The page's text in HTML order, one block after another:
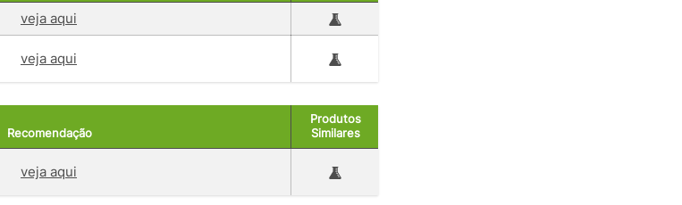
veja aqui
veja aqui
Recomendação
Produtos
Similares
veja aqui